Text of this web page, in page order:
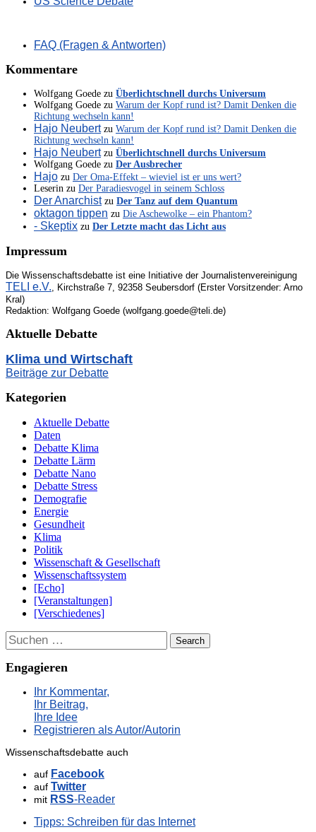
FAQ (Fragen & Antworten)
Kommentare
Wolfgang Goede zu Überlichtschnell durchs Universum
Wolfgang Goede zu Warum der Kopf rund ist? Damit Denken die
Richtung wechseln kann!
Hajo Neubertzu Warum der Kopf rund ist? Damit Denken die
Richtung wechseln kann!
Hajo Neubertzu Überlichtschnell durchs Universum
Wolfgang Goede zu Der Ausbrecher
Hajo zu Der Oma-Effekt – wieviel ist er uns wert?
Leserin zu Der Paradiesvogel in seinem Schloss
Der Anarchistzu Der Tanz auf dem Quantum
oktagon tippen zu Die Aschewolke – ein Phantom?
- Skeptix zu Der Letzte macht das Licht aus
Impressum
Die Wissenschaftsdebatte ist eine Initiative der Journalistenvereinigung
TELI e.V., Kirchstraße 7, 92358 Seubersdorf (Erster Vorsitzender: Arno
Kral)
Redaktion: Wolfgang Goede (wolfgang.goede@teli.de)
Aktuelle Debatte
Klima und Wirtschaft
Beiträge zur Debatte
Kategorien
Aktuelle Debatte
Daten
Debatte Klima
Debatte Lärm
Debatte Nano
Debatte Stress
Demografie
Energie
Gesundheit
Klima
Politik
Wissenschaft & Gesellschaft
Wissenschaftssystem
[Echo]
[Veranstaltungen]
[Verschiedenes]
Suchen
Engagieren
Ihr Kommentar,
Ihr Beitrag,
Ihre Idee
Registrieren als Autor/Autorin
Wissenschaftsdebatte auch
auf Facebook
auf Twitter
mit RSS-Reader
Tipps: Schreiben für das Internet